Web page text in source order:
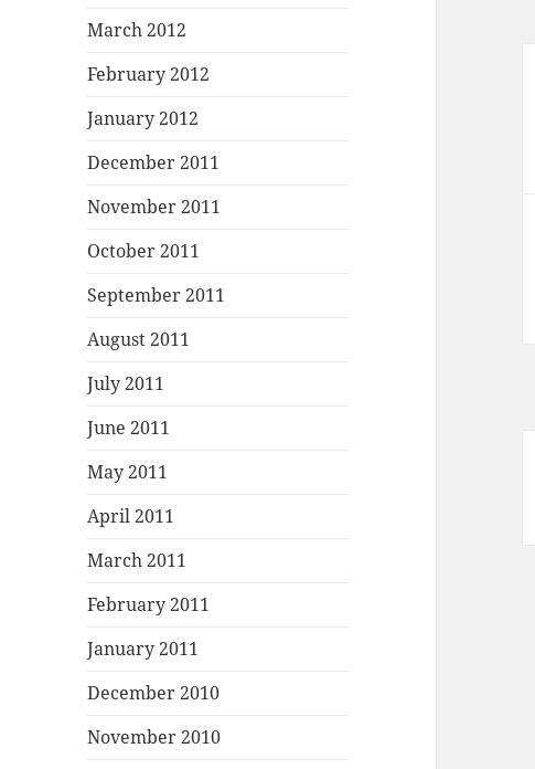
March 2012
February 2012
January 2012
December 2011
November 2011
October 2011
September 2011
August 2011
July 2011
June 2011
May 2011
April 2011
March 2011
February 2011
January 2011
December 2010
November 2010